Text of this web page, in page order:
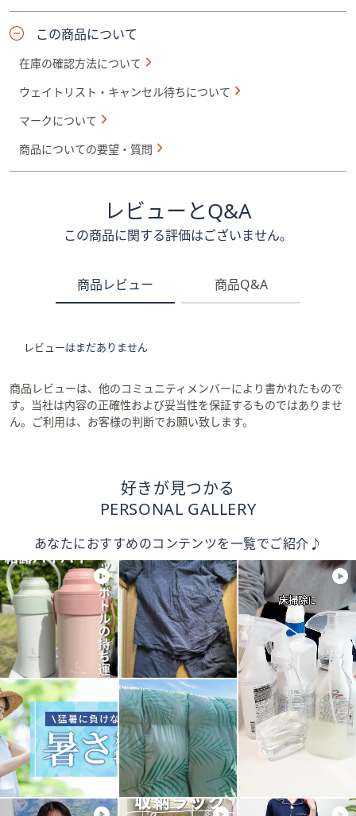
この商品について
在庫の確認方法について
ウェイトリスト・キャンセル待ちについて
マークについて
商品についての要望・質問
レビューとQ&A
この商品に関する評価はございません。
商品レビュー 商品Q&A
レビューはまだありません
商品レビューは、他のコミュニティメンバーにより書かれたもので
す。当社は内容の正確性および妥当性を保証するものではありませ
ん。ご利用は、お客様の判断でお願い致します。
好きが見つかる
PERSONAL GALLERY
あなたにおすすめのコンテンツを一覧でご紹介♪